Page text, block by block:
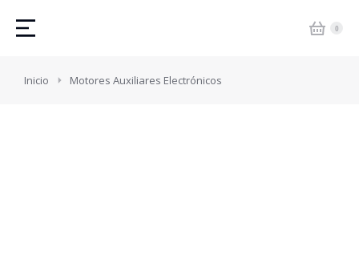
Estás aquí:
Inicio Motores Auxiliares Electrónicos